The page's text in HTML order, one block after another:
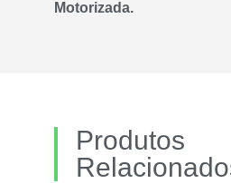
Motorizada.
Produtos